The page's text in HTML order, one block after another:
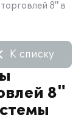
8" в
8"
К списку